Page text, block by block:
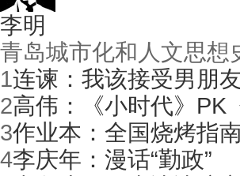
李明
青岛城市化和人文思想
1连谏：我该接受男朋
2高伟：《小时代》PK
3作业本：全国烧烤指
4李庆年：漫话“勤政”